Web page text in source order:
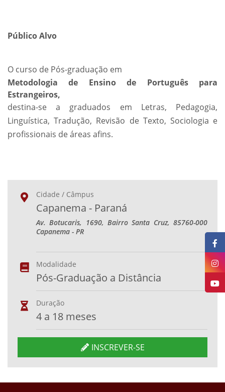
Público Alvo
O curso de Pós-graduação em
Metodologia de Ensino de Português para
Estrangeiros,
destina-se a graduados em Letras, Pedagogia,
Linguística, Tradução, Revisão de Texto, Sociologia e
profissionais de áreas afins.
Cidade / Câmpus
Capanema - Paraná
Av. Botucaris, 1690, Bairro Santa Cruz, 85760-000
Capanema - PR
Modalidade
Pós-Graduação a Distância
Duração
4 a 18 meses
INSCREVER-SE